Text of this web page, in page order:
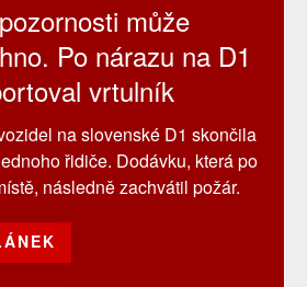
může
Po nárazu na D1
vrtulník
na slovenské D1 skončila
řidiče. Dodávku, která po
následně zachvátil požár.